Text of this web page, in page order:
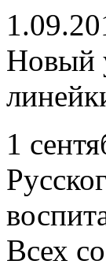
Новый
1
Всех